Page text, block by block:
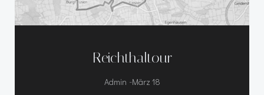
Reichthaltour
Admin -März 18